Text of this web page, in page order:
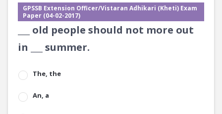
GPSSB Extension Officer/Vistaran Adhikari (Kheti) Exam
Paper (04-02-2017)
___ old people should not more out
in ___ summer.
The, the
An, a